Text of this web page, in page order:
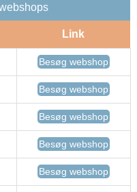
Link
Besøg webshop
Besøg webshop
Besøg webshop
Besøg webshop
Besøg webshop